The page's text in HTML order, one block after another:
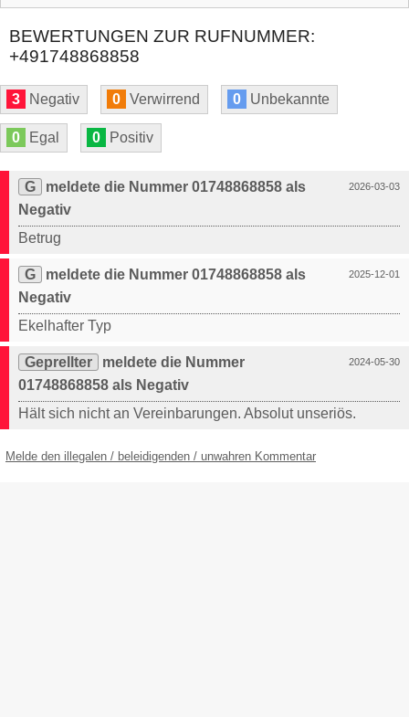
BEWERTUNGEN ZUR RUFNUMMER:
+491748868858
3 Negativ 0 Verwirrend 0 Unbekannte
0 Egal 0 Positiv
2026-03-03
G
meldete die Nummer 01748868858 als
Negativ
Betrug
2025-12-01
G
meldete die Nummer 01748868858 als
Negativ
Ekelhafter Typ
2024-05-30
Geprellter
meldete die Nummer
01748868858 als Negativ
Hält sich nicht an Vereinbarungen. Absolut unseriös.
Melde den illegalen / beleidigenden / unwahren Kommentar